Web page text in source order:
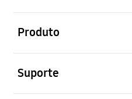
Produto
Suporte